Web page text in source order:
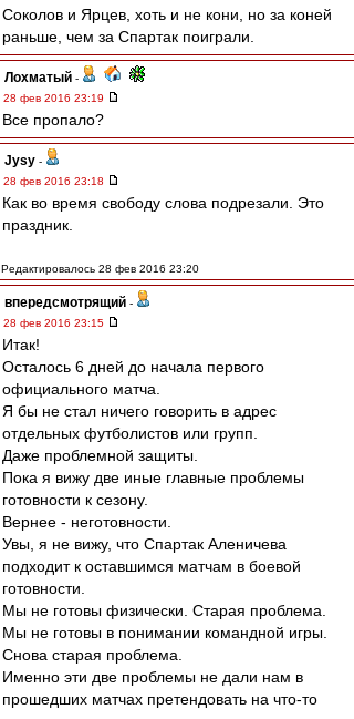
Соколов и Ярцев, хоть и не кони, но за коней
раньше, чем за Спартак поиграли.
Лохматый -
28 фев 2016 23:19
Все пропало?
Jysy -
28 фев 2016 23:18
Как во время свободу слова подрезали. Это
праздник.
Редактировалось 28 фев 2016 23:20
впередсмотрящий -
28 фев 2016 23:15
Итак!
Осталось 6 дней до начала первого
официального матча.
Я бы не стал ничего говорить в адрес
отдельных футболистов или групп.
Даже проблемной защиты.
Пока я вижу две иные главные проблемы
готовности к сезону.
Вернее - неготовности.
Увы, я не вижу, что Спартак Аленичева
подходит к оставшимся матчам в боевой
готовности.
Мы не готовы физически. Старая проблема.
Мы не готовы в понимании командной игры.
Снова старая проблема.
Именно эти две проблемы не дали нам в
прошедших матчах претендовать на что-то